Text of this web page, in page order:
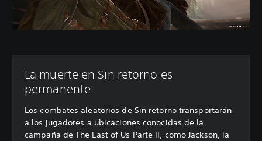
La muerte en Sin retorno es
permanente
Los combates aleatorios de Sin retorno transportarán
a los jugadores a ubicaciones conocidas de la
campaña de The Last of Us Parte II, como Jackson, la